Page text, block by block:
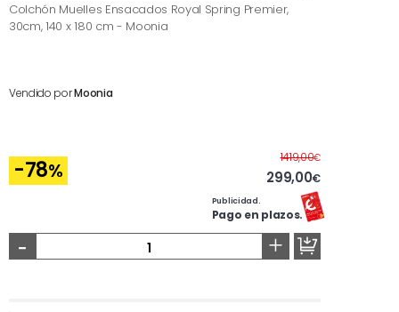
Colchón Muelles Ensacados Royal Spring Premier,
30cm, 140 x 180 cm - Moonia
Vendido porMoonia
-78%
1419,00€Antes
299,00€
Publicidad.
Pago en plazos.
- +